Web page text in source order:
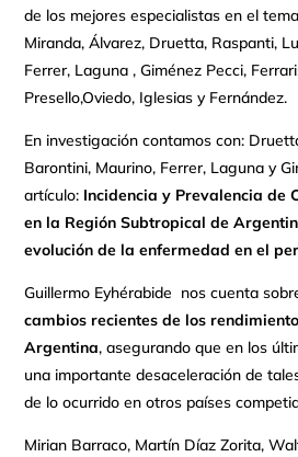
de los mejores especialistas en el
Miranda, Álvarez, Druetta, Raspanti,
Ferrer, Laguna , Giménez Pecci,
Presello,Oviedo, Iglesias y Fernández.
En investigación contamos con:
Barontini, Maurino, Ferrer, Laguna y
artículo: Incidencia y Prevalencia de
en la Región Subtropical de
evolución de la enfermedad en el
Guillermo Eyhérabide nos cuenta
cambios recientes de los
Argentina, asegurando que en los
una importante desaceleración de
de lo ocurrido en otros países
Mirian Barraco, Martín Díaz Zorita,